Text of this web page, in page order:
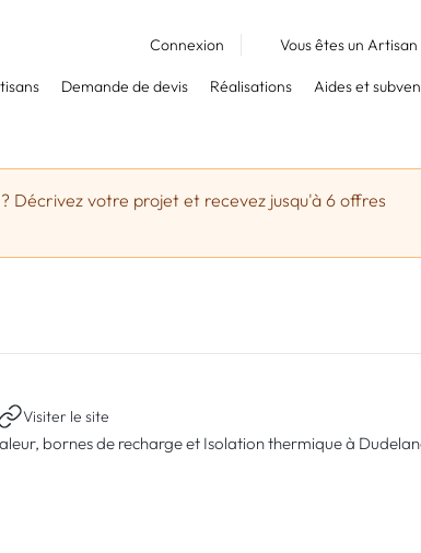
Connexion Vous êtes un Artisan
Demande de devis Réalisations Aides et
? Décrivez votre projet et recevez jusqu'à 6 offres
Visiter le site
bornes de recharge et Isolation thermique à